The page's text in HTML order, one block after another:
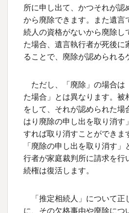
所に申し出て、かつそれが認
から廃除できます。また遺言
続人の資格がないから廃除し
た場合、遺言執行者が死後に
ることで、廃除が認められる
ただし、「廃除」の場合は
た場合」とは異なります。被
をして、それが認められた場
はり廃除の申し出を取り消す
すれば取り消すことができま
「廃除の申し出を取り消す
行者が家庭裁判所に請求を行
続権は復活します。
「推定相続人」について
に、その欠格事由や廃除につ